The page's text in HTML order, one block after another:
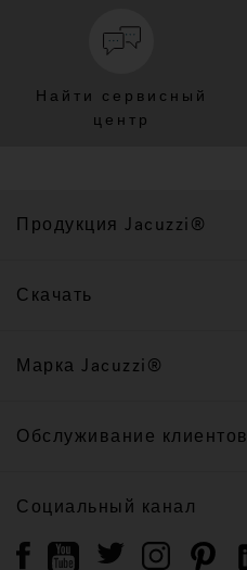
Найти сервисный
центр
Продукция Jacuzzi®
Скачать
Марка Jacuzzi®
Обслуживание клиентов
Социальный канал